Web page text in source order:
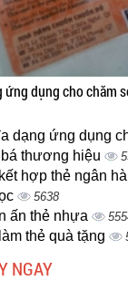
ứng dụng cho chăm
dạng ứng dụng
thương hiệu
hợp thẻ ngân
5638
ấn thẻ nhựa
thẻ quà tặng
NGAY